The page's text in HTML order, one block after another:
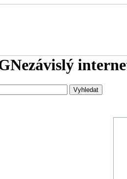
Nezávislý